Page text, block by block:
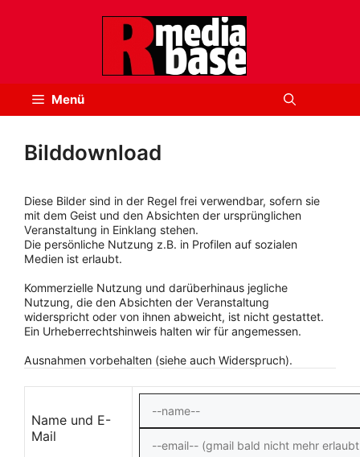
Menü
Bilddownload
Diese Bilder sind in der Regel frei verwendbar, sofern sie
mit dem Geist und den Absichten der ursprünglichen
Veranstaltung in Einklang stehen.
Die persönliche Nutzung z.B. in Profilen auf sozialen
Medien ist erlaubt.
Kommerzielle Nutzung und darüberhinaus jegliche
Nutzung, die den Absichten der Veranstaltung
widerspricht oder von ihnen abweicht, ist nicht gestattet.
Ein Urheberrechtshinweis halten wir für angemessen.
Ausnahmen vorbehalten (siehe auch Widerspruch).
Name und E-
Mail